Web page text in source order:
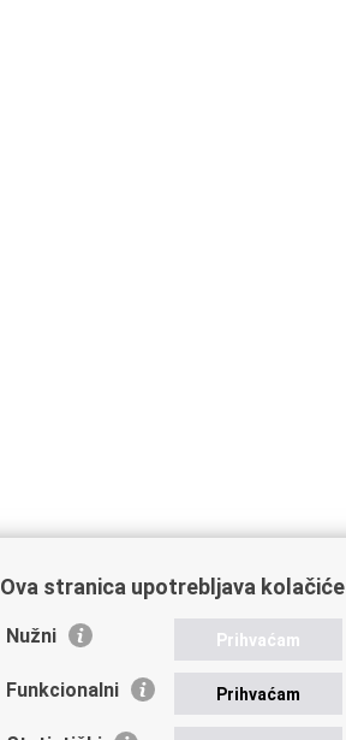
Ova stranica upotrebljava kolačiće
Nužni Prihvaćam
Funkcionalni Prihvaćam